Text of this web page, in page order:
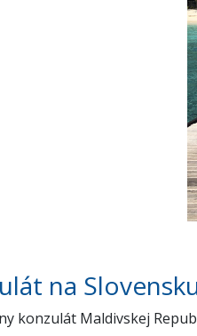
na
konzulát Maldivskej